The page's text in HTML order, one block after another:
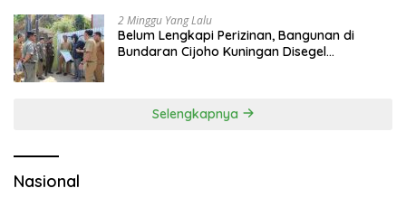
2 Minggu Yang Lalu
Belum Lengkapi Perizinan, Bangunan di
Bundaran Cijoho Kuningan Disegel
Selengkapnya
Nasional